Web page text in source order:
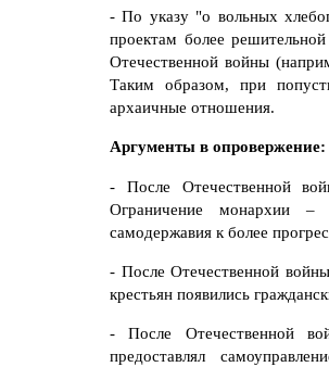
- По указу "о вольных
проектам более
Отечественной войны
Таким образом, при
архаичные отношения.
Аргументы в опровержение:
- После Отечественной
Ограничение монархии –
самодержавия к более
- После Отечественной
крестьян появились
- После Отечественной
предоставлял